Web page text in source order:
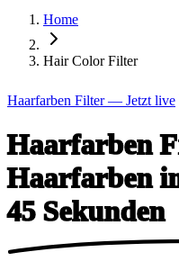
Home
Hair Color Filter
Haarfarben Filter — Jetzt live
Haarfarben
Haarfarben
45 Sekunden